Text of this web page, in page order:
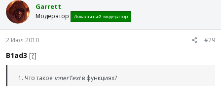
Garrett
Модератор Локальный модератор
2 Июл 2010 #29
B1ad3 [?]
1. Что такое innerTextв функциях?